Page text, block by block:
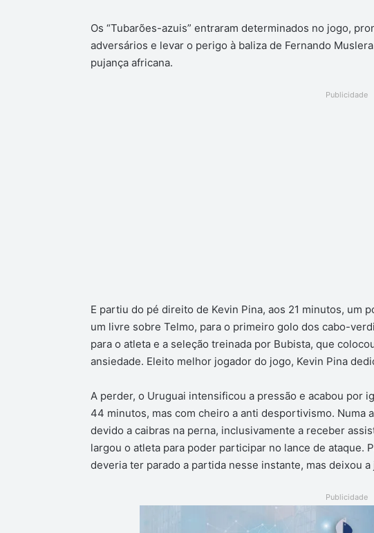
Os “Tubarões-azuis” entraram determinados no jogo,
adversários e levar o perigo à baliza de Fernando
pujança africana.
Publicidade
E partiu do pé direito de Kevin Pina, aos 21 minutos, um
um livre sobre Telmo, para o primeiro golo dos cabo-
para o atleta e a seleção treinada por Bubista, que
ansiedade. Eleito melhor jogador do jogo, Kevin Pina
A perder, o Uruguai intensificou a pressão e acabou por
44 minutos, mas com cheiro a anti desportivismo. Numa
devido a caibras na perna, inclusivamente a receber
largou o atleta para poder participar no lance de ataque.
deveria ter parado a partida nesse instante, mas deixou
Publicidade